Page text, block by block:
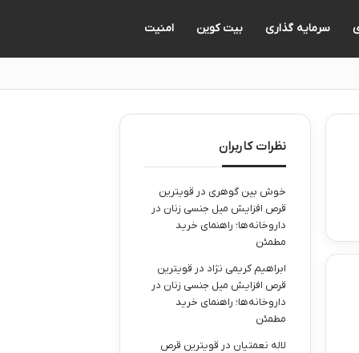
سرمایه گذاری بیت کوین امنیت
نظرات کاربران
خوش بین گوهری در قویترین
قرص افزایش میل جنسی زنان در
داروخانه‌ها؛ راهنمای خرید
مطمئن
ابراهیم کریمی نژاد در قویترین
قرص افزایش میل جنسی زنان در
داروخانه‌ها؛ راهنمای خرید
مطمئن
لاله نعمتیان در قویترین قرص